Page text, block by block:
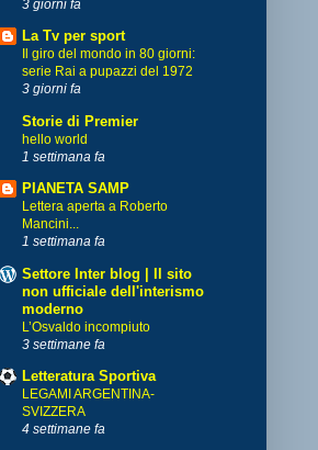
3 giorni fa
La Tv per sport
Il giro del mondo in 80 giorni:
serie Rai a pupazzi del 1972
3 giorni fa
Storie di Premier
hello world
1 settimana fa
PIANETA SAMP
Lettera aperta a Roberto
Mancini...
1 settimana fa
Settore Inter blog | Il sito
non ufficiale dell'interismo
moderno
L’Osvaldo incompiuto
3 settimane fa
Letteratura Sportiva
LEGAMI ARGENTINA-
SVIZZERA
4 settimane fa